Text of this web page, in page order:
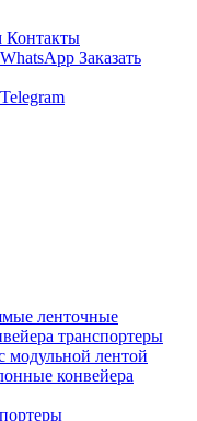
Контакты
WhatsApp Заказать
Telegram
ленточные
транспортеры
модульной лентой
конвейера